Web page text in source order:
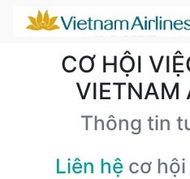
CƠ HỘI
VIETNAM
Thông tin
Liên hệ cơ